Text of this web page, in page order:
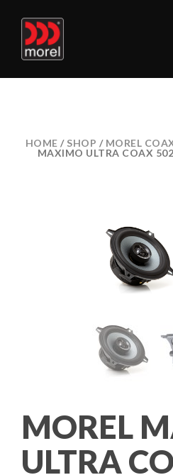
HOME / SHOP / MOREL
MAXIMO ULTRA COAX
MOREL
ULTRA